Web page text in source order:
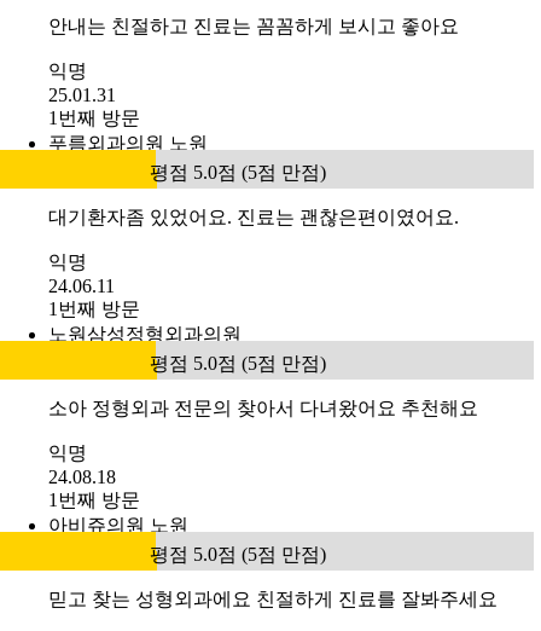
안내는 친절하고 진료는 꼼꼼하게 보시고 좋아요
익명
25.01.31
1번째 방문
푸름외과의원 노원
평점 5.0점 (5점 만점)
대기환자좀 있었어요. 진료는 괜찮은편이였어요.
익명
24.06.11
1번째 방문
노원삼성정형외과의원
평점 5.0점 (5점 만점)
소아 정형외과 전문의 찾아서 다녀왔어요 추천해요
익명
24.08.18
1번째 방문
아비쥬의원 노원
평점 5.0점 (5점 만점)
믿고 찾는 성형외과에요 친절하게 진료를 잘봐주세요